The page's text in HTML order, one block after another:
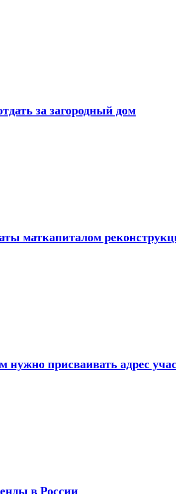
за загородный дом
маткапиталом
нужно присваивать адрес
в России